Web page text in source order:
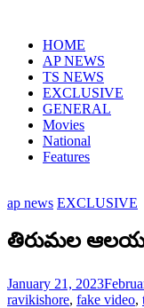
HOME
AP NEWS
TS NEWS
EXCLUSIVE
GENERAL
Movies
National
Features
ap news EXCLUSIVE
తిరుమల
January 21, 2023
ravikishore, fake video,